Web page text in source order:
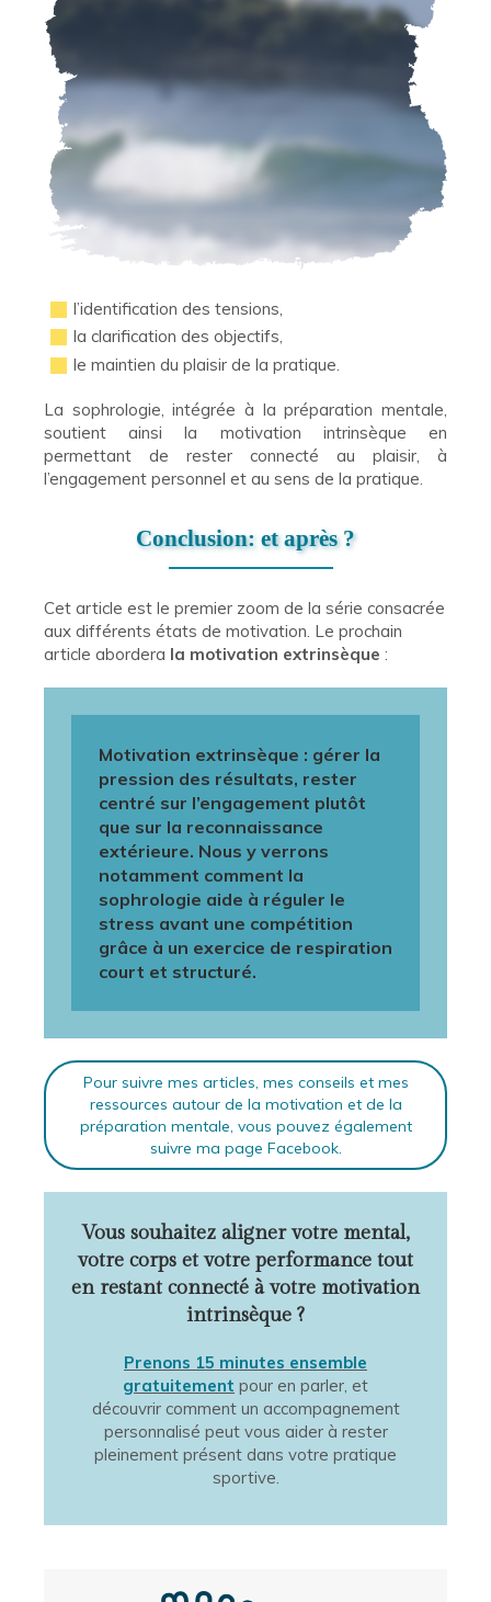
l’identification des tensions,
la clarification des objectifs,
le maintien du plaisir de la pratique.
La sophrologie, intégrée à la préparation mentale,
soutient ainsi la motivation intrinsèque en
permettant de rester connecté au plaisir, à
l’engagement personnel et au sens de la pratique.
Conclusion: et après ?
Cet article est le premier zoom de la série consacrée
aux différents états de motivation. Le prochain
article abordera la motivation extrinsèque :
Motivation extrinsèque : gérer la
pression des résultats, rester
centré sur l’engagement plutôt
que sur la reconnaissance
extérieure. Nous y verrons
notamment comment la
sophrologie aide à réguler le
stress avant une compétition
grâce à un exercice de respiration
court et structuré.
Pour suivre mes articles, mes conseils et mes
ressources autour de la motivation et de la
préparation mentale, vous pouvez également
suivre ma page Facebook.
Vous souhaitez aligner votre mental,
votre corps et votre performance tout
en restant connecté à votre motivation
intrinsèque ?
Prenons 15 minutes ensemble
gratuitement pour en parler, et
découvrir comment un accompagnement
personnalisé peut vous aider à rester
pleinement présent dans votre pratique
sportive.